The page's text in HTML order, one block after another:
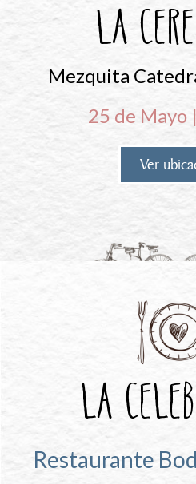
La
Mezquita
25 de Mayo
Ver
La
Restaurante